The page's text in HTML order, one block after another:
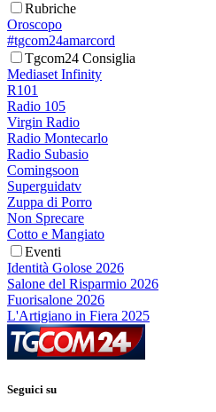
Rubriche
Oroscopo
#tgcom24amarcord
Tgcom24 Consiglia
Mediaset Infinity
R101
Radio 105
Virgin Radio
Radio Montecarlo
Radio Subasio
Comingsoon
Superguidatv
Zuppa di Porro
Non Sprecare
Cotto e Mangiato
Eventi
Identità Golose 2026
Salone del Risparmio 2026
Fuorisalone 2026
L'Artigiano in Fiera 2025
Seguici su